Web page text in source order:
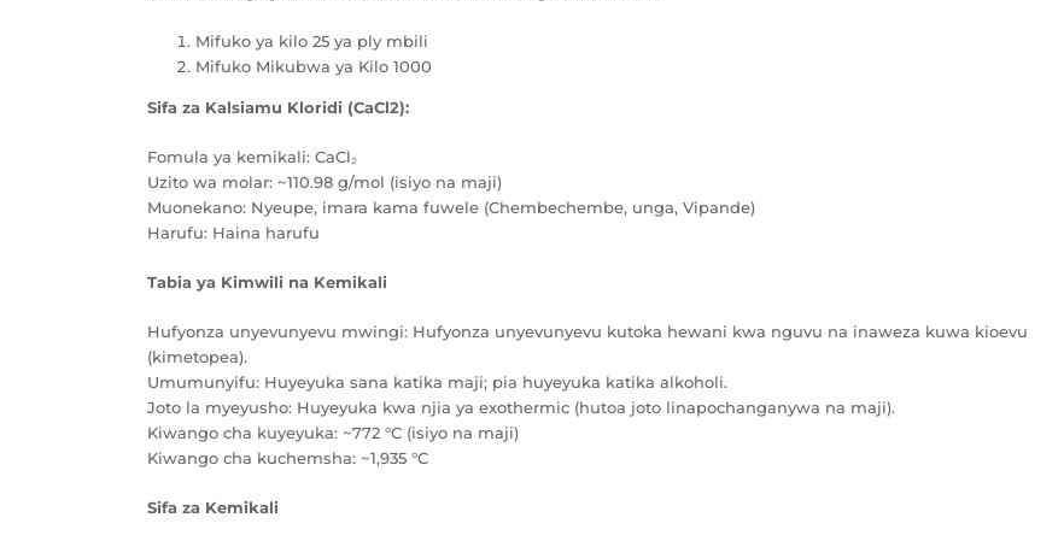
Mifuko ya kilo 25 ya ply mbili
Mifuko Mikubwa ya Kilo 1000
Sifa za Kalsiamu Kloridi (CaCl2):
Fomula ya kemikali: CaCl₂
Uzito wa molar: ~110.98 g/mol (isiyo na maji)
Muonekano: Nyeupe, imara kama fuwele (Chembechembe, unga, Vipande)
Harufu: Haina harufu
Tabia ya Kimwili na Kemikali
Hufyonza unyevunyevu mwingi: Hufyonza unyevunyevu kutoka hewani kwa nguvu na inaweza kuwa kioevu
(kimetopea).
Umumunyifu: Huyeyuka sana katika maji; pia huyeyuka katika alkoholi.
Joto la myeyusho: Huyeyuka kwa njia ya exothermic (hutoa joto linapochanganywa na maji).
Kiwango cha kuyeyuka: ~772 °C (isiyo na maji)
Kiwango cha kuchemsha: ~1,935 °C
Sifa za Kemikali